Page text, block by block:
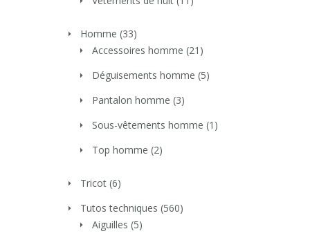
Homme (33)
Accessoires homme (21)
Déguisements homme (5)
Pantalon homme (3)
Sous-vêtements homme (1)
Top homme (2)
Tricot (6)
Tutos techniques (560)
Aiguilles (5)